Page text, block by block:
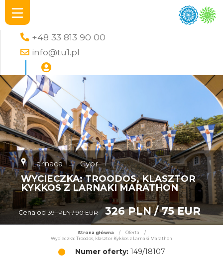
+48 33 813 90 00
info@tu1.pl
Larnaca → Cypr
WYCIECZKA: TROODOS, KLASZTOR
KYKKOS Z LARNAKI MARATHON
Cena od 391 PLN / 90 EUR 326 PLN / 75 EUR
Strona główna / Oferta
/
Wycieczka: Troodos, klasztor Kykkos z Larnaki Marathon
Numer oferty:149/18107